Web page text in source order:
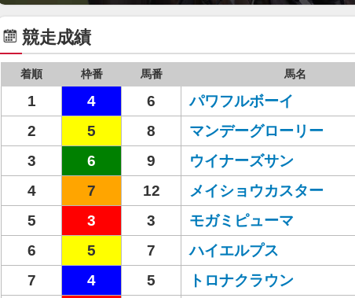
競走成績
着順 枠番 馬番 馬名
1 4 6 パワフルボーイ
2
5 8 マンデーグローリー
3
6 9 ウイナーズサン
4
7 12 メイショウカスター
5
3 3 モガミピューマ
6
5 7 ハイエルプス
7
4 5 トロナクラウン